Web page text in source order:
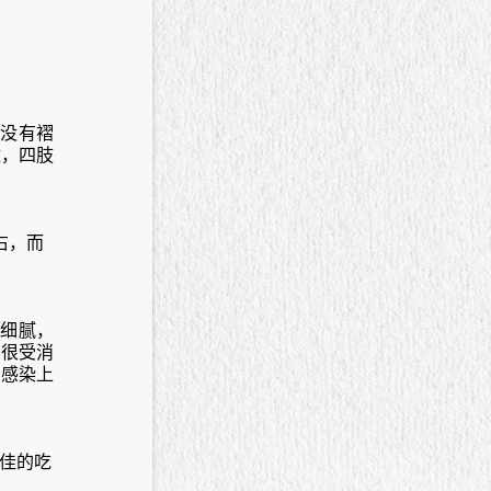
有褶
四肢
，而
腻，
受消
染上
的吃